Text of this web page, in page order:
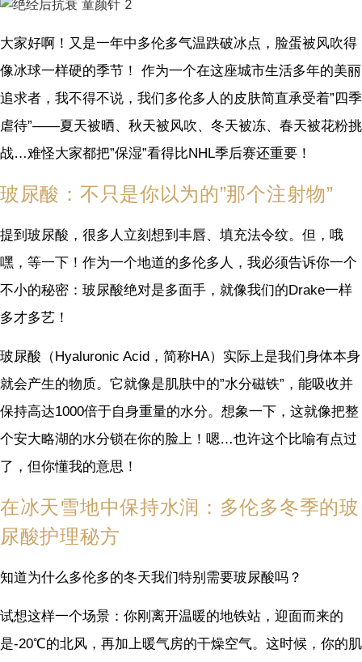
大家好啊！又是一年中多伦多气温跌破冰点，脸蛋被风吹得
像冰球一样硬的季节！ 作为一个在这座城市生活多年的美丽
追求者，我不得不说，我们多伦多人的皮肤简直承受着”四季
虐待”——夏天被晒、秋天被风吹、冬天被冻、春天被花粉挑
战…难怪大家都把”保湿”看得比NHL季后赛还重要！
玻尿酸：不只是你以为的”那个注射物”
提到玻尿酸，很多人立刻想到丰唇、填充法令纹。但，哦
嘿，等一下！作为一个地道的多伦多人，我必须告诉你一个
不小的秘密：玻尿酸绝对是多面手，就像我们的Drake一样
多才多艺！
玻尿酸（Hyaluronic Acid，简称HA）实际上是我们身体本身
就会产生的物质。它就像是肌肤中的”水分磁铁”，能吸收并
保持高达1000倍于自身重量的水分。想象一下，这就像把整
个安大略湖的水分锁在你的脸上！嗯…也许这个比喻有点过
了，但你懂我的意思！
在冰天雪地中保持水润：多伦多冬季的玻
尿酸护理秘方
知道为什么多伦多的冬天我们特别需要玻尿酸吗？
试想这样一个场景：你刚离开温暖的地铁站，迎面而来的
是-20℃的北风，再加上暖气房的干燥空气。这时候，你的肌